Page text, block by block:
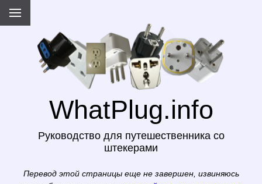
WhatPlug.info
Руководство для путешественника со
штекерами
Перевод этой страницы еще не завершен, извиняюсь